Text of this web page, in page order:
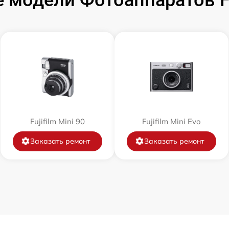
от 60 мин
Fujifilm Mini 90
Заказать ремонт
Fujifilm Mini Evo
Заказать ремонт